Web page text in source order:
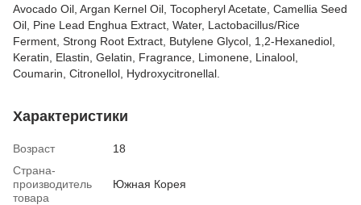
Avocado Oil, Argan Kernel Oil, Tocopheryl Acetate, Camellia Seed
Oil, Pine Lead Enghua Extract, Water, Lactobacillus/Rice
Ferment, Strong Root Extract, Butylene Glycol, 1,2-Hexanediol,
Keratin, Elastin, Gelatin, Fragrance, Limonene, Linalool,
Coumarin, Citronellol, Hydroxycitronellal.
Характеристики
Возраст
18
Страна-
производитель
товара
Южная Корея